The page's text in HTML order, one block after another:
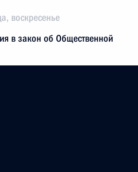
воскресенье
в закон об Общественной